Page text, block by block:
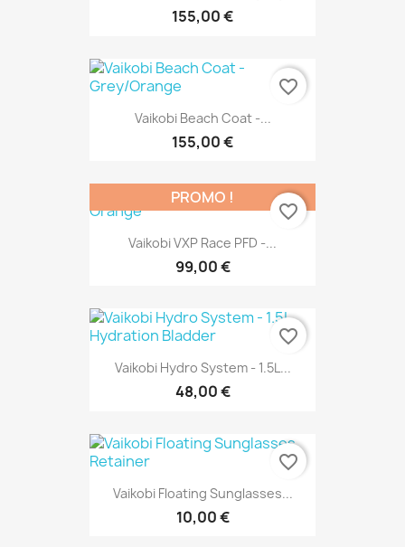
155,00 €
Vaikobi Beach Coat -...
155,00 €
favorite_border
Vaikobi VXP Race PFD -...
99,00 €
PROMO !
favorite_border
Vaikobi Hydro System - 1.5L...
48,00 €
favorite_border
Vaikobi Floating Sunglasses...
10,00 €
favorite_border